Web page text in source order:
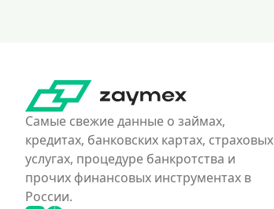
Самые свежие данные о займах,
кредитах, банковских картах, страховых
услугах, процедуре банкротства и
прочих финансовых инструментах в
России.